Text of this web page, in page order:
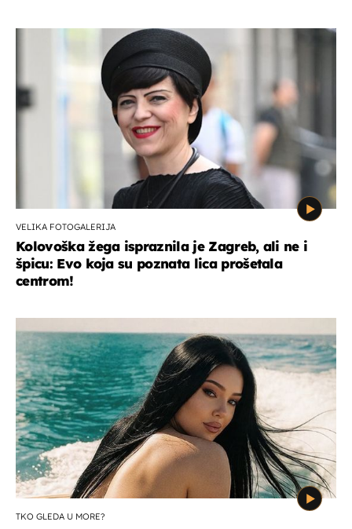
VELIKA FOTOGALERIJA
Kolovoška žega ispraznila je Zagreb, ali ne i
špicu: Evo koja su poznata lica prošetala
centrom!
TKO GLEDA U MORE?